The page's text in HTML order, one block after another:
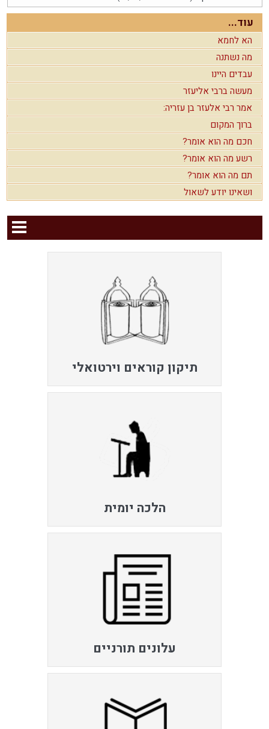
עוד...
הא לחמא
מה נשתנה
עבדים היינו
מעשה ברבי אליעזר
אמר רבי אלעזר בן עזריה:
ברוך המקום
חכם מה הוא אומר?
רשע מה הוא אומר?
תם מה הוא אומר?
ושאינו יודע לשאול
תיקון קוראים וירטואלי
הלכה יומית
עלונים תורניים